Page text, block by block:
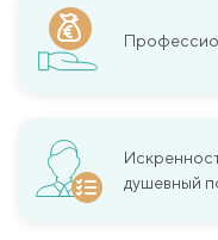
душевный